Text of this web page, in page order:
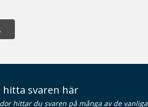
svaren här
hittar du svaren på många av de